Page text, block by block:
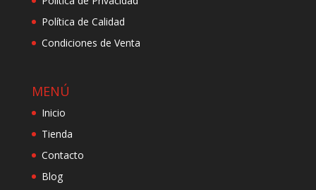
Política de Calidad
Condiciones de Venta
MENÚ
Inicio
Tienda
Contacto
Blog